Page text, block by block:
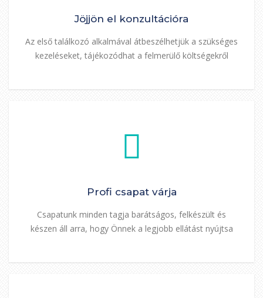
Jöjjön el konzultációra
Az első találkozó alkalmával átbeszélhetjük a szükséges
kezeléseket, tájékozódhat a felmerülő költségekről
Profi csapat várja
Csapatunk minden tagja barátságos, felkészült és
készen áll arra, hogy Önnek a legjobb ellátást nyújtsa